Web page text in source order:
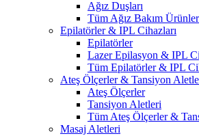
Ağız Duşları
Tüm Ağız Bakım
Epilatörler & IPL Cihazları
Epilatörler
Lazer Epilasyon & IPL
Tüm Epilatörler & IPL
Ateş Ölçerler & Tansiyon
Ateş Ölçerler
Tansiyon Aletleri
Tüm Ateş Ölçerler &
Masaj Aletleri